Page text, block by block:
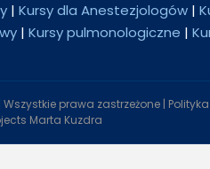
| Kursy dla Anestezjologów |
| Kursy pulmonologiczne |
Wszystkie prawa zastrzeżone |
Marta Kuzdra